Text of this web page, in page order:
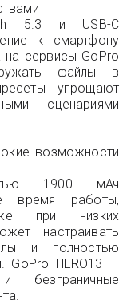
5.3 и USB-C
к смартфону
на сервисы GoPro
файлы в
упрощают
сценариями
возможности
1900 мАч
время работы,
при низких
настраивать
и полностью
GoPro HERO13 —
безграничные